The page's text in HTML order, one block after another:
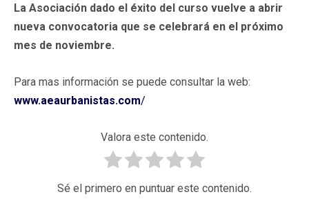
La Asociación dado el éxito del curso vuelve a abrir
nueva convocatoria que se celebrará en el próximo
mes de noviembre.
Para mas información se puede consultar la web:
www.aeaurbanistas.com/
Valora este contenido.
Sé el primero en puntuar este contenido.